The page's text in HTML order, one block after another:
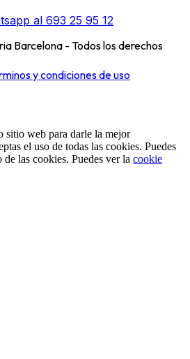
al 693 25 95 12
Barcelona - Todos los derechos
y condiciones de uso
sitio web para darle la mejor
el uso de todas las cookies. Puedes
las cookies. Puedes ver la cookie